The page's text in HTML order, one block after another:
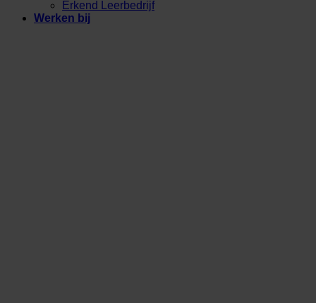
Erkend Leerbedrijf
Werken bij